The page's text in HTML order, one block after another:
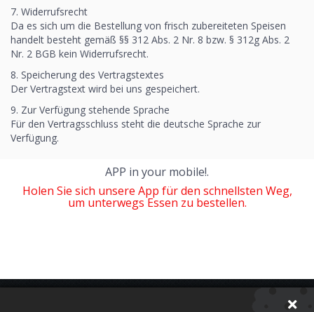
7. Widerrufsrecht
Da es sich um die Bestellung von frisch zubereiteten Speisen
handelt besteht gemäß §§ 312 Abs. 2 Nr. 8 bzw. § 312g Abs. 2
Nr. 2 BGB kein Widerrufsrecht.
8. Speicherung des Vertragstextes
Der Vertragstext wird bei uns gespeichert.
9. Zur Verfügung stehende Sprache
Für den Vertragsschluss steht die deutsche Sprache zur
Verfügung.
APP in your mobile!.
Holen Sie sich unsere App für den schnellsten Weg,
um unterwegs Essen zu bestellen.